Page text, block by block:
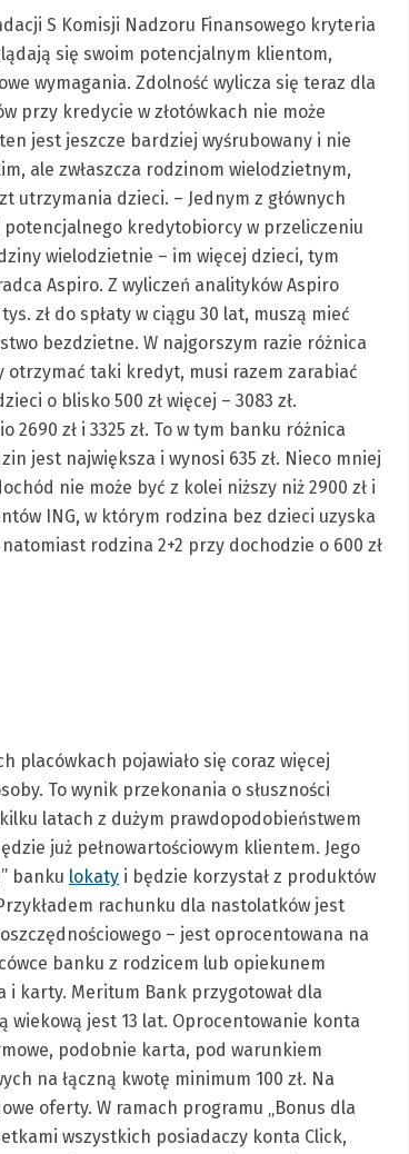
S Komisji Nadzoru Finansowego kryteria
się swoim potencjalnym klientom,
wymagania. Zdolność wylicza się teraz dla
przy kredycie w złotówkach nie może
jest jeszcze bardziej wyśrubowany i nie
ale zwłaszcza rodzinom wielodzietnym,
utrzymania dzieci. – Jednym z głównych
kredytobiorcy w przeliczeniu
wielodzietnie – im więcej dzieci, tym
Aspiro. Z wyliczeń analityków Aspiro
zł do spłaty w ciągu 30 lat, muszą mieć
bezdzietne. W najgorszym razie różnica
otrzymać taki kredyt, musi razem zarabiać
o blisko 500 zł więcej – 3083 zł.
2690 zł i 3325 zł. To w tym banku różnica
jest największa i wynosi 635 zł. Nieco mniej
nie może być z kolei niższy niż 2900 zł i
ING, w którym rodzina bez dzieci uzyska
rodzina 2+2 przy dochodzie o 600 zł
placówkach pojawiało się coraz więcej
To wynik przekonania o słuszności
latach z dużym prawdopodobieństwem
już pełnowartościowym klientem. Jego
banku lokaty i będzie korzystał z produktów
rachunku dla nastolatków jest
– jest oprocentowana na
banku z rodzicem lub opiekunem
karty. Meritum Bank przygotował dla
wiekową jest 13 lat. Oprocentowanie konta
podobnie karta, pod warunkiem
na łączną kwotę minimum 100 zł. Na
oferty. W ramach programu „Bonus dla
wszystkich posiadaczy konta Click,